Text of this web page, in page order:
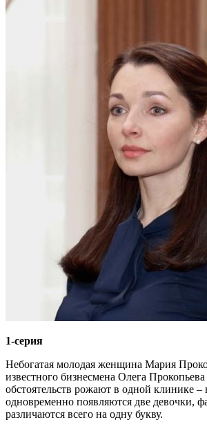
1-серия
Небогатая молодая женщина Мария
известного бизнесмена Олега
обстоятельств рожают в одной клинике –
одновременно появляются две девочки,
различаются всего на одну букву.